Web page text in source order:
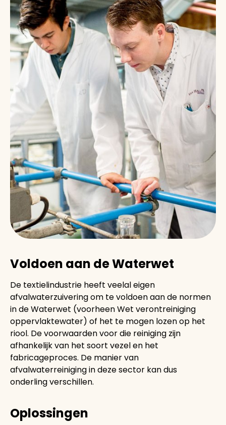
Voldoen aan de Waterwet
De textielindustrie heeft veelal eigen
afvalwaterzuivering om te voldoen aan de normen
in de Waterwet (voorheen Wet verontreiniging
oppervlaktewater) of het te mogen lozen op het
riool. De voorwaarden voor die reiniging zijn
afhankelijk van het soort vezel en het
fabricageproces. De manier van
afvalwaterreiniging in deze sector kan dus
onderling verschillen.
Oplossingen